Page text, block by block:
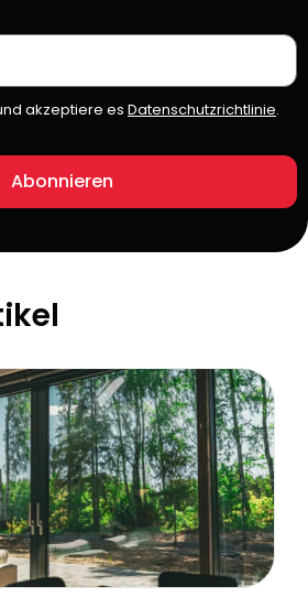
akzeptiere es Datenschutzrichtlinie.
Abonnieren